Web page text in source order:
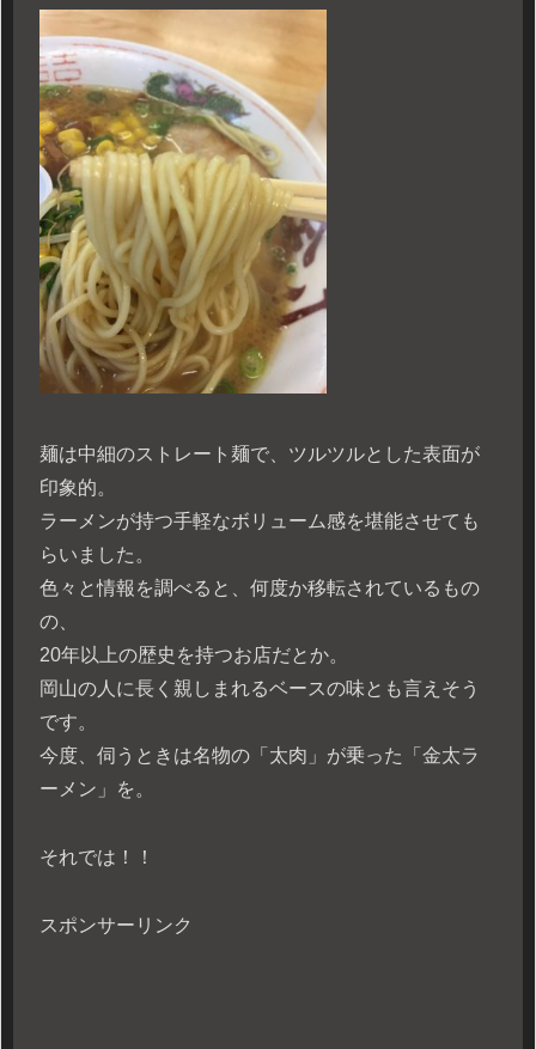
麺は中細のストレート麺で、ツルツルとした表面が
印象的。
ラーメンが持つ手軽なボリューム感を堪能させても
らいました。
色々と情報を調べると、何度か移転されているもの
の、
20年以上の歴史を持つお店だとか。
岡山の人に長く親しまれるベースの味とも言えそう
です。
今度、伺うときは名物の「太肉」が乗った「金太ラ
ーメン」を。
それでは！！
スポンサーリンク